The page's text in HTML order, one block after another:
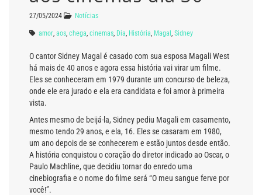
27/05/2024 Notícias
amor aos chega cinemas Dia História Magal Sidney
O cantor Sidney Magal é casado com sua esposa Magali West
há mais de 40 anos e agora essa história vai virar um filme.
Eles se conheceram em 1979 durante um concurso de beleza,
onde ele era jurado e ela era candidata e foi amor à primeira
vista.
Antes mesmo de beijá-la, Sidney pediu Magali em casamento,
mesmo tendo 29 anos, e ela, 16. Eles se casaram em 1980,
um ano depois de se conhecerem e estão juntos desde então.
A história conquistou o coração do diretor indicado ao Oscar, o
Paulo Machline, que decidiu tornar do enredo uma
cinebiografia e o nome do filme será “O meu sangue ferve por
você!”.